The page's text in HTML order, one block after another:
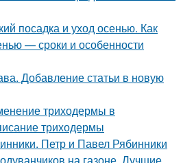
посадка и уход осенью. Как
— сроки и особенности
Добавление статьи в новую
триходермы в
триходермы
Петр и Павел Рябинники